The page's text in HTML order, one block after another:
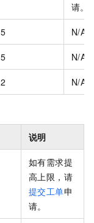
请。
5 N/A
5 N/A
2 N/A
说明
如有需求提
高上限， 请
提交工单申
请。